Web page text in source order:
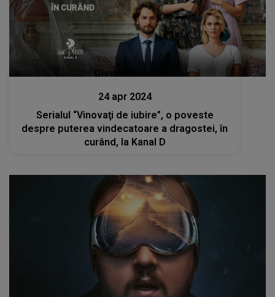
Divertisment
24 apr 2024
Serialul “Vinovaţi de iubire”, o poveste
despre puterea vindecatoare a dragostei, în
curând, la Kanal D